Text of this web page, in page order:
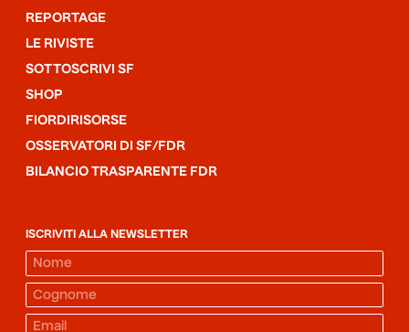
REPORTAGE
LE RIVISTE
SOTTOSCRIVI SF
SHOP
FIORDIRISORSE
OSSERVATORI DI SF/FDR
BILANCIO TRASPARENTE FDR
ISCRIVITI ALLA NEWSLETTER